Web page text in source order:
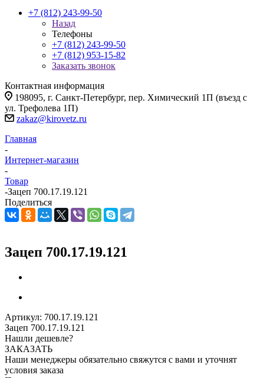
+7 (812) 243-99-50
Назад
Телефоны
+7 (812) 243-99-50
+7 (812) 953-15-82
Заказать звонок
Контактная информация
198095, г. Санкт-Петербург, пер. Химический 1П (въезд с
ул. Трефолева 1П)
zakaz@kirovetz.ru
Главная
-
Интернет-магазин
-
Товар
-Зацеп 700.17.19.121
Поделиться
Зацеп 700.17.19.121
Артикул: 700.17.19.121
Зацеп 700.17.19.121
Нашли дешевле?
ЗАКАЗАТЬ
Наши менеджеры обязательно свяжутся с вами и уточнят
условия заказа